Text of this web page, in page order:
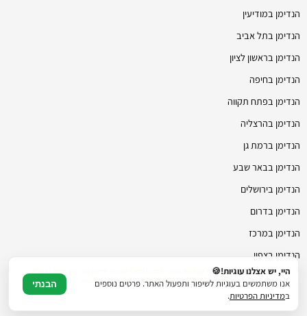
הנדימן במודיעין
הנדימן בתל אביב
הנדימן בראשון לציון
הנדימן בחיפה
הנדימן בפתח תקווה
הנדימן בהרצליה
הנדימן ברמת גן
הנדימן בבאר שבע
הנדימן בירושלים
הנדימן בדרום
הנדימן במרכז
הנדימן בצפון
hmanhman.co.il@gmail.com | טלפון: 077-4706236
היי, יש אצלנו עוגיות!🍪
אנו משתמשים בעוגיות לשיפור ותפעול האתר. פרטים נוספים
במדיניות הפרטיות.
הבנתי